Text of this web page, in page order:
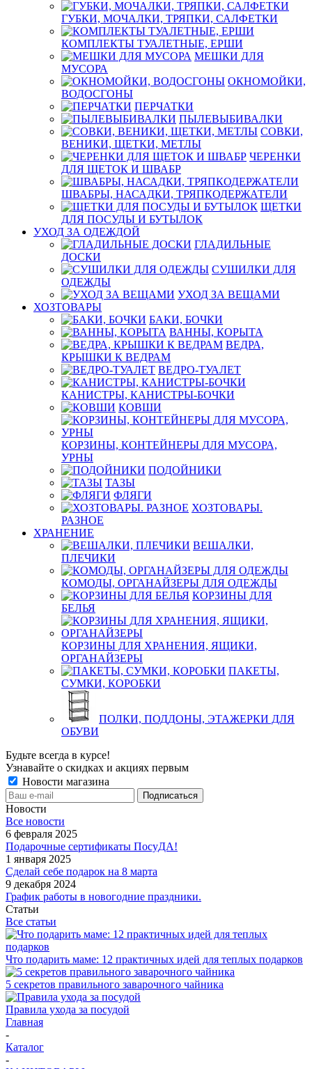
ГУБКИ, МОЧАЛКИ, ТРЯПКИ, САЛФЕТКИ
КОМПЛЕКТЫ ТУАЛЕТНЫЕ, ЕРШИ
МЕШКИ ДЛЯ
МУСОРА
ОКНОМОЙКИ,
ВОДОСГОНЫ
ПЕРЧАТКИ
ПЫЛЕВЫБИВАЛКИ
СОВКИ,
ВЕНИКИ, ЩЕТКИ, МЕТЛЫ
ЧЕРЕНКИ
ДЛЯ ЩЕТОК И ШВАБР
ШВАБРЫ, НАСАДКИ, ТРЯПКОДЕРЖАТЕЛИ
ЩЕТКИ
ДЛЯ ПОСУДЫ И БУТЫЛОК
УХОД ЗА ОДЕЖДОЙ
ГЛАДИЛЬНЫЕ
ДОСКИ
СУШИЛКИ ДЛЯ
ОДЕЖДЫ
УХОД ЗА ВЕЩАМИ
ХОЗТОВАРЫ
БАКИ, БОЧКИ
ВАННЫ, КОРЫТА
ВЕДРА,
КРЫШКИ К ВЕДРАМ
ВЕДРО-ТУАЛЕТ
КАНИСТРЫ, КАНИСТРЫ-БОЧКИ
КОВШИ
КОРЗИНЫ, КОНТЕЙНЕРЫ ДЛЯ МУСОРА,
УРНЫ
ПОДОЙНИКИ
ТАЗЫ
ФЛЯГИ
ХОЗТОВАРЫ.
РАЗНОЕ
ХРАНЕНИЕ
ВЕШАЛКИ,
ПЛЕЧИКИ
КОМОДЫ, ОРГАНАЙЗЕРЫ ДЛЯ ОДЕЖДЫ
КОРЗИНЫ ДЛЯ
БЕЛЬЯ
КОРЗИНЫ ДЛЯ ХРАНЕНИЯ, ЯЩИКИ,
ОРГАНАЙЗЕРЫ
ПАКЕТЫ,
СУМКИ, КОРОБКИ
ПОЛКИ, ПОДДОНЫ, ЭТАЖЕРКИ ДЛЯ
ОБУВИ
Будьте всегда в курсе!
Узнавайте о скидках и акциях первым
Новости магазина
Новости
Все новости
6 февраля 2025
Подарочные сертификаты ПосуДА!
1 января 2025
Сделай себе подарок на 8 марта
9 декабря 2024
График работы в новогодние праздники.
Статьи
Все статьи
Что подарить маме: 12 практичных идей для теплых подарков
5 секретов правильного заварочного чайника
Правила ухода за посудой
Главная
-
Каталог
-